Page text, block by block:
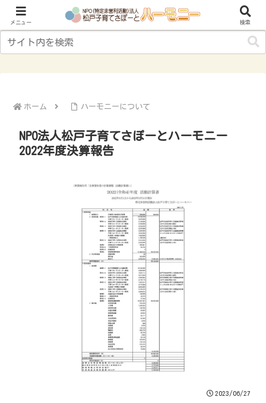
子育てにやさしいまち“松戸”をめざして
ホーム ハーモニーについて
NPO法人松戸子育てさぽーとハーモニー
2022年度決算報告
2023/06/27
メニュー 検索